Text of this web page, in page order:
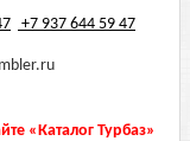
+7 937 644 59 47
«Каталог Турбаз»